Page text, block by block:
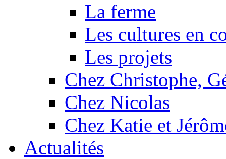
La ferme
Les cultures en
Les projets
Chez Christophe,
Chez Nicolas
Chez Katie et
Actualités